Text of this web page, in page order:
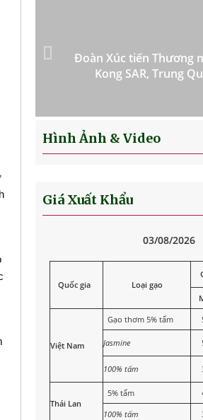
Đoàn Xúc tiến Thương
Kong SAR, Trung
Hình Ảnh & Video
Giá Xuất Khẩu
03/08/2026
Quốc gia Loại gạo
Việt Nam
Gạo thơm 5% tấm
Jasmine
100% tấm
Thái Lan
5% tấm
100% tấm